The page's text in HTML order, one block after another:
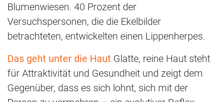
Blumenwiesen. 40 Prozent der
Versuchspersonen, die die Ekelbilder
betrachteten, entwickelten einen Lippenherpes.
Das geht unter die Haut Glatte, reine Haut steht
für Attraktivität und Gesundheit und zeigt dem
Gegenüber, dass es sich lohnt, sich mit der